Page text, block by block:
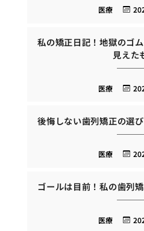
医療
私の矯正日記！地獄のゴ
見えた
医療
後悔しない歯列矯正の選
医療
ゴールは目前！私の歯列
医療